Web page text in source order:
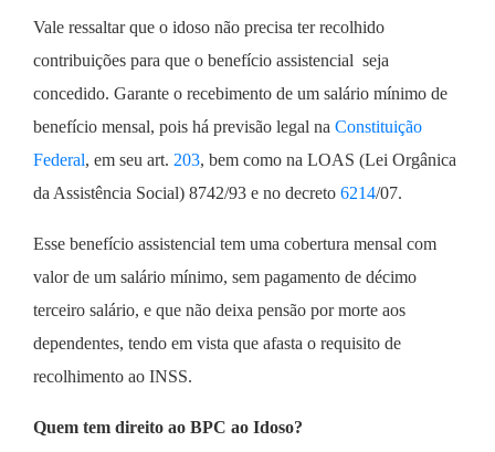
Vale ressaltar que o idoso não precisa ter recolhido
contribuições para que o benefício assistencial seja
concedido. Garante o recebimento de um salário mínimo de
benefício mensal, pois há previsão legal na Constituição
Federal, em seu art. 203, bem como na LOAS (Lei Orgânica
da Assistência Social) 8742/93 e no decreto 6214/07.
Esse benefício assistencial tem uma cobertura mensal com
valor de um salário mínimo, sem pagamento de décimo
terceiro salário, e que não deixa pensão por morte aos
dependentes, tendo em vista que afasta o requisito de
recolhimento ao INSS.
Quem tem direito ao BPC ao Idoso?